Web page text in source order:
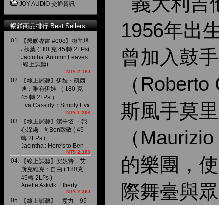
JOY AUDIO 交通資訊
暢銷商品排行 Best Sellers
01.
【黑膠專書 #008】潔辛塔
/ 秋葉 (180 克 45 轉 2LPs)
Jacintha: Autumn Leaves
(線上試聽)
NT$ 2,180
02.
【線上試聽】伊娃・凱西
迪：唯有伊娃 （ 180 克
45 轉 2LPs ）
Eva Cassidy：Simply Eva
NT$ 1,298
03.
【線上試聽】潔辛塔 ：我
心深處 - 向Ben致敬 ( 45
轉 2LPs )
Jacintha : Here′s to Ben
NT$ 2,180
04.
【線上試聽】安妮特．艾
斯克維克：自由 ( 180克
45轉 2LPs )
Anette Askvik: Liberty
NT$ 2,380
05.
【線上試聽】「意力」95
1956年出
曾加入鼓
（
斯風手莫
（
的樂團，
際舞臺與